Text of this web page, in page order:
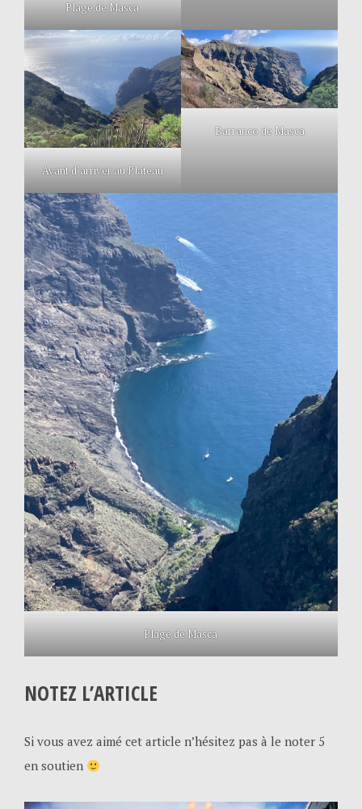
Plage de Masca
Avant d’arriver au Plateau
Barranco de Masca
Plage de Masca
NOTEZ L’ARTICLE
Si vous avez aimé cet article n’hésitez pas à le noter 5
en soutien